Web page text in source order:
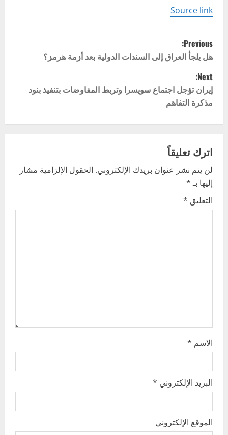
Source link
P
o
s
t
n
a
v
i
g
Previous:
هل يلجأ العراق إلى السندات الدولية بعد أزمة هرمز؟
Next:
إيران تؤجل اجتماع سويسرا وتربط المفاوضات بتنفيذ بنود
مذكرة التفاهم
اترك تعليقاً
لن يتم نشر عنوان بريدك الإلكتروني. الحقول الإلزامية مشار
إليها بـ*
التعليق *
الاسم *
البريد الإلكتروني *
الموقع الإلكتروني